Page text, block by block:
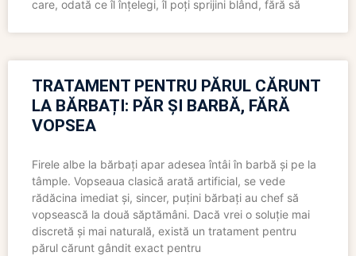
care, odată ce îl înțelegi, îl poți sprijini blând, fără să
TRATAMENT PENTRU PĂRUL CĂRUNT
LA BĂRBAȚI: PĂR ȘI BARBĂ, FĂRĂ
VOPSEA
Firele albe la bărbați apar adesea întâi în barbă și pe la
tâmple. Vopseaua clasică arată artificial, se vede
rădăcina imediat și, sincer, puțini bărbați au chef să
vopsească la două săptămâni. Dacă vrei o soluție mai
discretă și mai naturală, există un tratament pentru
părul cărunt gândit exact pentru